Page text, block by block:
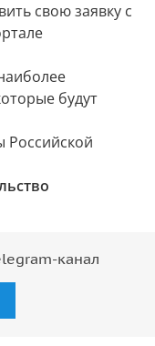
свою заявку с
будут
Российской
канал